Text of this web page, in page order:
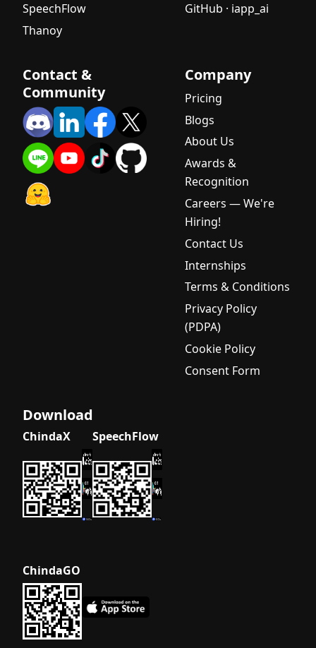
SpeechFlow
Thanoy
GitHub · iapp_ai
Contact &
Community
Company
Pricing
Blogs
About Us
Awards &
Recognition
Careers — We're
Hiring!
Contact Us
Internships
Terms & Conditions
Privacy Policy
(PDPA)
Cookie Policy
Consent Form
Download
ChindaX SpeechFlow
ChindaGO